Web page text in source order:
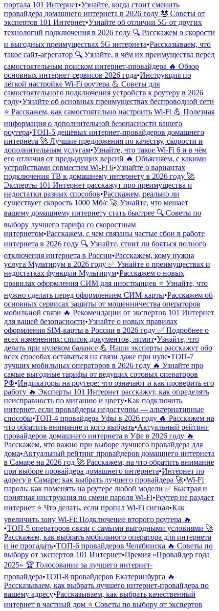
портала 101 Интернет•Узнайте, когда стоит сменить
провайдера домашнего интернета в 2026 году 🤓 Советы от
экспертов 101 Интернет•Узнайте об отличии 5G от других
технологий подключения в 2026 году 🔍 Расскажем о скорости
и выгодных преимуществах 5G интернета•Рассказываем, что
такое сайт-агрегатор 🔍 Узнайте, в чём их преимущества перед
самостоятельным поиском интернет-провайдера 🔥 Обзор
основных интернет-сервисов 2026 года•Инструкция по
лёгкой настройке Wi-Fi роутера 💪 Советы для
самостоятельного подключения устройств к роутеру в 2026
году•Узнайте об основных преимуществах беспроводной сети
⭐️ Расскажем, как самостоятельно настроить Wi-Fi 💪 Полезная
информация о дополнительной безопасности вашего
роутера•ТОП-5 дешёвых интернет-провайдеров домашнего
интернета 🚀 Лучшие предложения по качеству, скорости и
дополнительным услугам•Узнайте, что такое Wi-Fi 6 и в чём
его отличия от предыдущих версий 🔥 Объясняем, с какими
устройствами совместим Wi-Fi 6•Узнайте о вариантах
подключения ТВ к домашнему интернету в 2026 году 🚀
Эксперты 101 Интернет расскажут про преимущества и
недостатки разных способов•Расскажем, реально ли
существует скорость 1000 Мб/с 🚀 Узнайте, что мешает
вашему домашнему интернету стать быстрее 🔍 Советы по
выбору лучшего тарифа со скоростным
интернетом•Расскажем, с чем связаны частые сбои в работе
интернета в 2026 году 🔍 Узнайте, стоит ли бояться полного
отключения интернета в России•Расскажем, кому нужна
услуга Мультирум в 2026 году ✅ Узнайте о преимуществах и
недостатках функции Мультирум•Расскажем о новых
правилах оформления СИМ для иностранцев ⭐️ Узнайте, что
нужно сделать перед оформлением СИМ-карты•Расскажем об
основных сервисах защиты от мошенничества операторов
мобильной связи 🔥 Рекомендации от экспертов 101 Интернет
для вашей безопасности•Узнайте о новых правилах
оформления SIM-карты в России в 2026 году ✅ Подробнее о
всех изменениях: список документов, лимит•Узнайте, что
делать при нулевом балансе 💪 Наши эксперты расскажут обо
всех способах оставаться на связи даже при нуле•ТОП-7
лучших мобильных операторов в 2026 году 🔥 Узнайте про
самые выгодные тарифы от ведущих сотовых операторов
РФ•Индикаторы на роутере: что означают и как проверить его
работу 🔥 Эксперты 101 Интернет расскажут, как определять
неисправность по миганию и цвету•Как подключить
интернет, если провайдеры недоступны — альтернативные
способы•ТОП-4 провайдера Уфы в 2026 году 🔥 Расскажем на
что обратить внимание и кого выбрать•Актуальный рейтинг
провайдеров домашнего интернета в Уфе в 2026 году 🔥
Расскажем, что важно при выборе лучшего провайдера для
дома•Актуальный рейтинг провайдеров домашнего интернета
в Самаре на 2026 год 🚀 Расскажем, на что обратить внимание
при выборе провайдера домашнего интернета•Интернет по
адресу в Самаре: как выбрать лучшего провайдера 🚀•Wi-Fi
пароль: как поменять на роутере любой модели ✅ Быстрая и
понятная инструкция по смене пароля Wi-Fi•Роутер не раздает
интернет ⭐ Что делать, если пропал Wi-Fi сигнал•Как
увеличить зону Wi-Fi: Подключение второго роутера 🔥
•ТОП-5 операторов связи с самыми выгодными условиями 🚀
Расскажем, как выбрать мобильного оператора для интернета
и не прогадать•ТОП-6 провайдеров Челябинска 🔥 Советы по
выбору от экспертов 101 Интернет•Премия «Провайдер года
2025» 🏆 Голосование за лучшего интернет-
провайдера•ТОП-8 провайдеров Екатеринбурга 🔥
Рассказываем, как выбрать лучшего интернет-провайдера по
вашему адресу•Рассказываем, как выбрать качественный
интернет в частный дом ⭐️ Советы по выбору от экспертов